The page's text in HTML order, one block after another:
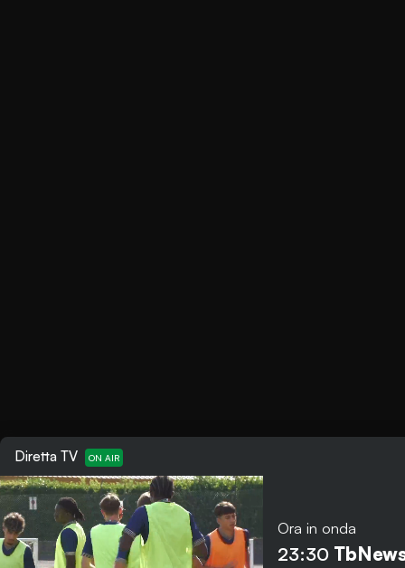
Diretta TV
Ora in onda
23:30